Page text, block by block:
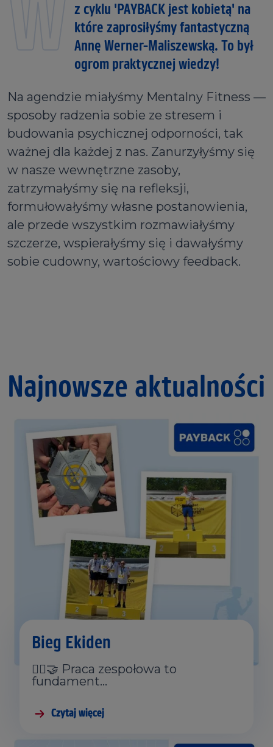
z cyklu 'PAYBACK jest kobietą' na
które zaprosiłyśmy fantastyczną
Annę Werner-Maliszewską. To był
ogrom praktycznej wiedzy!
Na agendzie miałyśmy Mentalny Fitness —
sposoby radzenia sobie ze stresem i
budowania psychicznej odporności, tak
ważnej dla każdej z nas. Zanurzyłyśmy się
w nasze wewnętrzne zasoby,
zatrzymałyśmy się na refleksji,
formułowałyśmy własne postanowienia,
ale przede wszystkim rozmawiałyśmy
szczerze, wspierałyśmy się i dawałyśmy
sobie cudowny, wartościowy feedback.
Najnowsze aktualności
Bieg Ekiden
🏃‍♂️🤝 Praca zespołowa to
fundament…
Czytaj więcej